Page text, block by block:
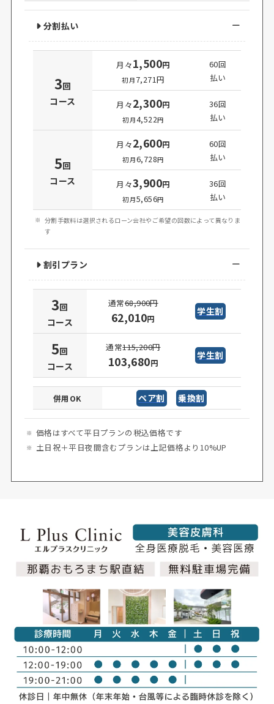
分割払い
3回
コース
月々1,500円
初月 7,271円
60回
払い
月々2,300円
初月4,522円
36回
払い
5回
コース
月々2,600円
初月6,728円
60回
払い
月々3,900円
初月5,656円
36回
払い
分割手数料は選択されるローン会社やご希望の回数によって異なりま
す
割引プラン
3回
コース
通常68,900円
62,010円
学生割
5回
コース
通常115,200円
103,680円
学生割
併用OK ペア割 乗換割
価格はすべて平日プランの税込価格です
土日祝＋平日夜間含むプランは上記価格より10%UP